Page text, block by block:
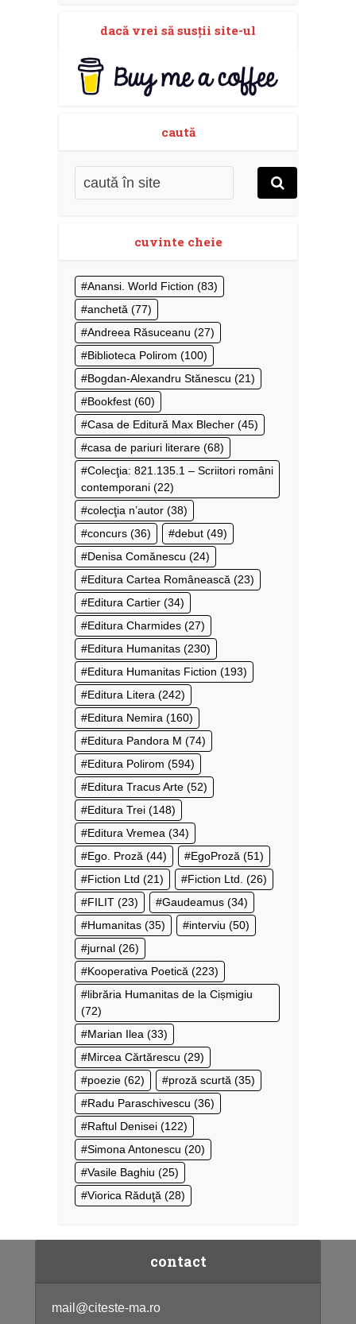
dacă vrei să susţii site-ul
caută
cuvinte cheie
Anansi. World Fiction (83)
anchetă (77)
Andreea Răsuceanu (27)
Biblioteca Polirom (100)
Bogdan-Alexandru Stănescu (21)
Bookfest (60)
Casa de Editură Max Blecher (45)
casa de pariuri literare (68)
Colecţia: 821.135.1 – Scriitori români
contemporani (22)
colecţia n’autor (38)
concurs (36) debut (49)
Denisa Comănescu (24)
Editura Cartea Românească (23)
Editura Cartier (34)
Editura Charmides (27)
Editura Humanitas (230)
Editura Humanitas Fiction (193)
Editura Litera (242)
Editura Nemira (160)
Editura Pandora M (74)
Editura Polirom (594)
Editura Tracus Arte (52)
Editura Trei (148)
Editura Vremea (34)
Ego. Proză (44) EgoProză (51)
Fiction Ltd (21) Fiction Ltd. (26)
FILIT (23) Gaudeamus (34)
Humanitas (35) interviu (50)
jurnal (26)
Kooperativa Poetică (223)
librăria Humanitas de la Cișmigiu
(72)
Marian Ilea (33)
Mircea Cărtărescu (29)
poezie (62) proză scurtă (35)
Radu Paraschivescu (36)
Raftul Denisei (122)
Simona Antonescu (20)
Vasile Baghiu (25)
Viorica Răduţă (28)
contact
mail@citeste-ma.ro